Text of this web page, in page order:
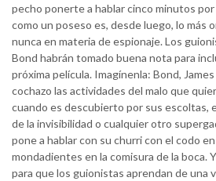
pecho ponerte a hablar cinco minutos
como un poseso es, desde luego, lo más
nunca en materia de espionaje. Los
Bond habrán tomado buena nota para
próxima película. Imagínenla: Bond,
cochazo las actividades del malo que
cuando es descubierto por sus escoltas,
de la invisibilidad o cualquier otro
pone a hablar con su churri con el codo
mondadientes en la comisura de la boca.
para que los guionistas aprendan de una